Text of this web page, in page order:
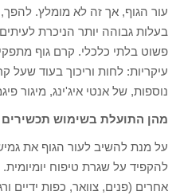
עור הגוף, אך זה לא מומלץ.
בעלות גבוהה יותר הניכרת
פשוט בלתי כלכלי. קרם גוף
עיקריות: לחות וריכוך בעוד שעל
נוספות, של אנטי איג'ינג, מיגור
מהן התועלת בשימוש תכשירים
על מנת להשיב לעור הגוף את
להקפיד על שגרת טיפוח
אחרים (פנים, צוואר, כפות ידיים